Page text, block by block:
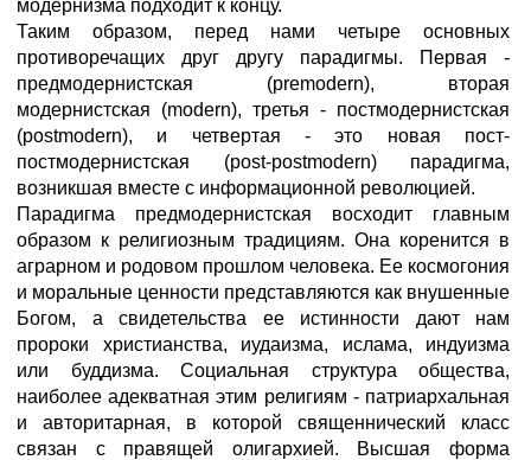
модернизма подходит к концу.
Таким образом, перед нами четыре основных
противоречащих друг другу парадигмы. Первая -
предмодернистская (premodern), вторая
модернистская (modern), третья - постмодернистская
(postmodern), и четвертая - это новая пост-
постмодернистская (post-postmodern) парадигма,
возникшая вместе с информационной революцией.
Парадигма предмодернистская восходит главным
образом к религиозным традициям. Она коренится в
аграрном и родовом прошлом человека. Ее космогония
и моральные ценности представляются как внушенные
Богом, а свидетельства ее истинности дают нам
пророки христианства, иудаизма, ислама, индуизма
или буддизма. Социальная структура общества,
наиболее адекватная этим религиям - патриархальная
и авторитарная, в которой священнический класс
связан с правящей олигархией. Высшая форма